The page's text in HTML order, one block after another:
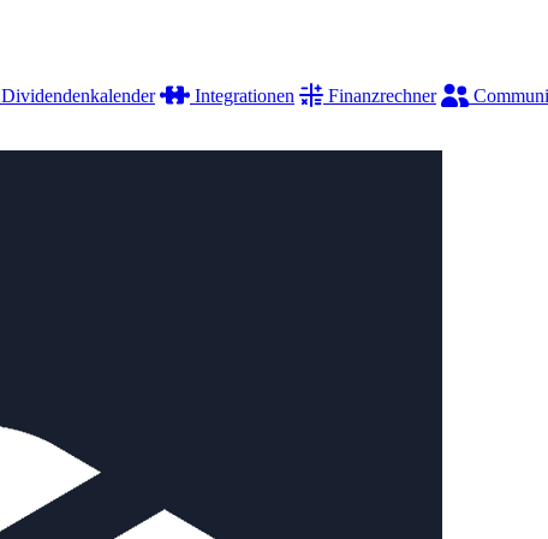
Dividendenkalender Integrationen Finanzrechner